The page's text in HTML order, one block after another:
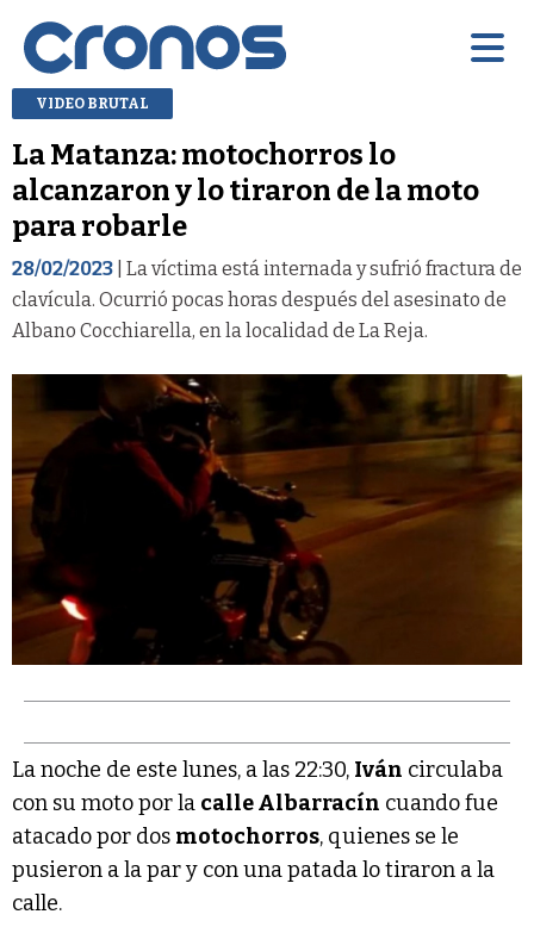
VIDEO BRUTAL
La Matanza: motochorros lo
alcanzaron y lo tiraron de la moto
para robarle
28/02/2023 | La víctima está internada y sufrió fractura de
clavícula. Ocurrió pocas horas después del asesinato de
Albano Cocchiarella, en la localidad de La Reja.
La noche de este lunes, a las 22:30, Iván circulaba
con su moto por la calle Albarracín cuando fue
atacado por dos motochorros, quienes se le
pusieron a la par y con una patada lo tiraron a la
calle.